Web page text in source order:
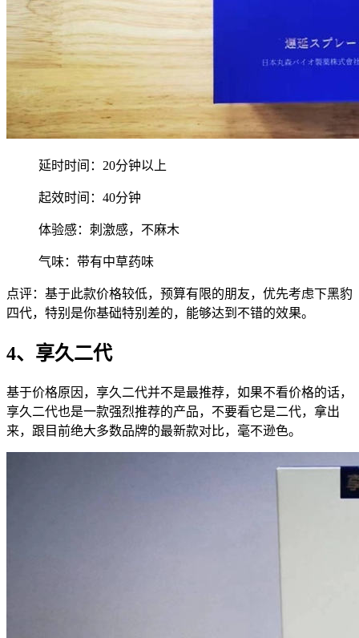
延时时间：20分钟以上
起效时间：40分钟
体验感：刺激感，不麻木
气味：带有中草药味
点评：基于此款价格较低，预算有限的朋友，优先考虑下黑豹
四代，特别是你基础特别差的，能够达到不错的效果。
4、享久二代
基于价格原因，享久二代并不是最推荐，如果不看价格的话，
享久二代也是一款强烈推荐的产品，不要看它是二代，拿出
来，跟目前绝大多数品牌的最新款对比，毫不逊色。